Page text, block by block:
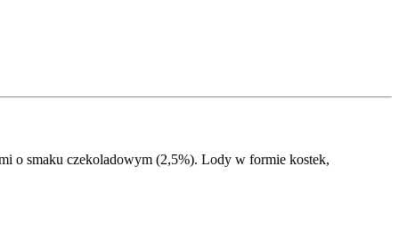
o smaku czekoladowym (2,5%). Lody w formie kostek,